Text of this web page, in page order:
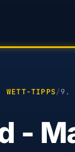
WETT-TIPPS/9.
-